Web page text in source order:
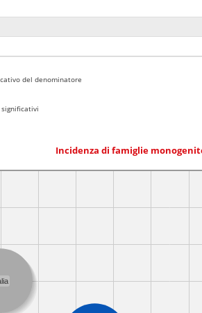
del denominatore
Incidenza di famiglie